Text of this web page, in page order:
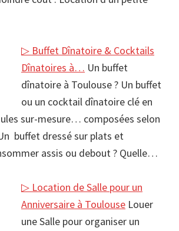
▷ Buffet Dînatoire & Cocktails
Dînatoires à… Un buffet
dînatoire à Toulouse ? Un buffet
ou un cocktail dînatoire clé en
sur-mesure… composées selon
buffet dressé sur plats et
assis ou debout ? Quelle…
▷ Location de Salle pour un
Anniversaire à Toulouse Louer
une Salle pour organiser un